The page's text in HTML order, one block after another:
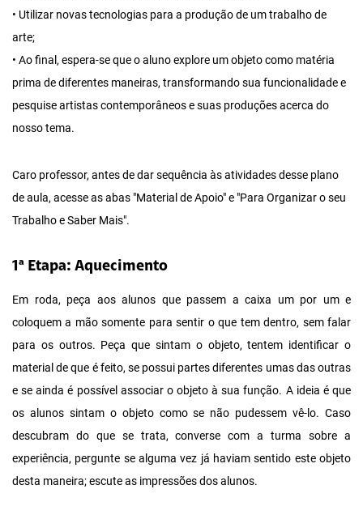
• Utilizar novas tecnologias para a produção de um trabalho de
arte;
• Ao final, espera-se que o aluno explore um objeto como matéria
prima de diferentes maneiras, transformando sua funcionalidade e
pesquise artistas contemporâneos e suas produções acerca do
nosso tema.
Caro professor, antes de dar sequência às atividades desse plano
de aula, acesse as abas "Material de Apoio" e "Para Organizar o seu
Trabalho e Saber Mais".
1ª Etapa: Aquecimento
Em roda, peça aos alunos que passem a caixa um por um e
coloquem a mão somente para sentir o que tem dentro, sem falar
para os outros. Peça que sintam o objeto, tentem identificar o
material de que é feito, se possui partes diferentes umas das outras
e se ainda é possível associar o objeto à sua função. A ideia é que
os alunos sintam o objeto como se não pudessem vê-lo. Caso
descubram do que se trata, converse com a turma sobre a
experiência, pergunte se alguma vez já haviam sentido este objeto
desta maneira; escute as impressões dos alunos.